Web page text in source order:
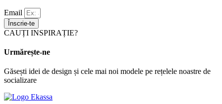
Email
Înscrie-te
CAUȚI INSPIRAȚIE?
Urmărește-ne
Găsești idei de design și cele mai noi modele pe rețelele noastre de
socializare